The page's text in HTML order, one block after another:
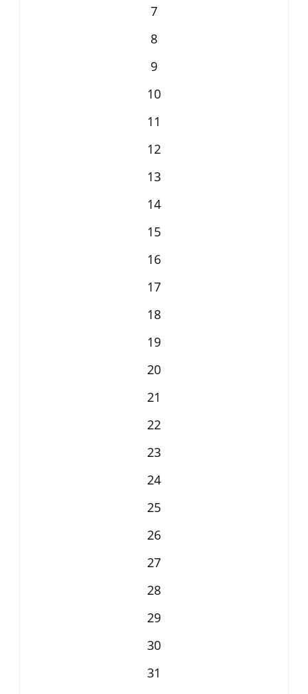
7
8
9
10
11
12
13
14
15
16
17
18
19
20
21
22
23
24
25
26
27
28
29
30
31